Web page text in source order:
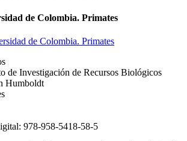
de Colombia. Primates
de Investigación de Recursos Biológicos
Humboldt
978-958-5418-58-5